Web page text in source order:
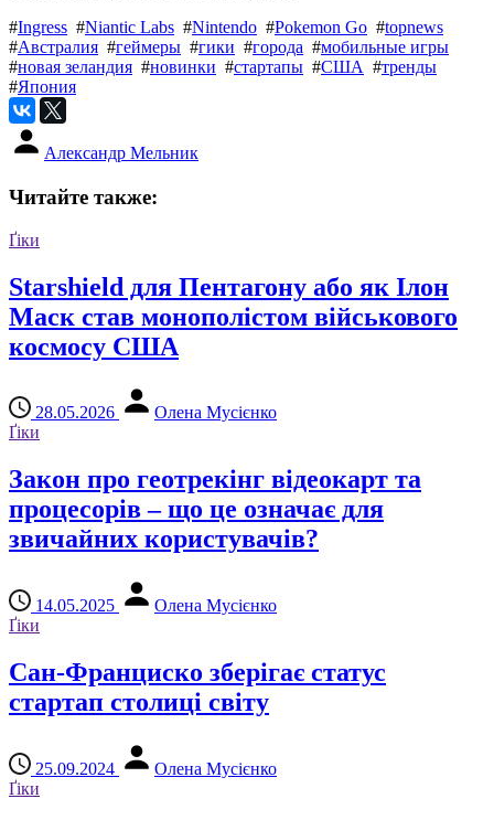
#Ingress #Niantic Labs #Nintendo #Pokemon Go #topnews
#Австралия #геймеры #гики #города #мобильные игры
#новая зеландия #новинки #стартапы #США #тренды
#Япония
Александр Мельник
Читайте также:
Ґіки
Starshield для Пентагону або як Ілон
Маск став монополістом військового
космосу США
28.05.2026
Олена Мусієнко
Ґіки
Закон про геотрекінг відеокарт та
процесорів – що це означає для
звичайних користувачів?
14.05.2025
Олена Мусієнко
Ґіки
Сан-Франциско зберігає статус
стартап столиці світу
25.09.2024
Олена Мусієнко
Ґіки